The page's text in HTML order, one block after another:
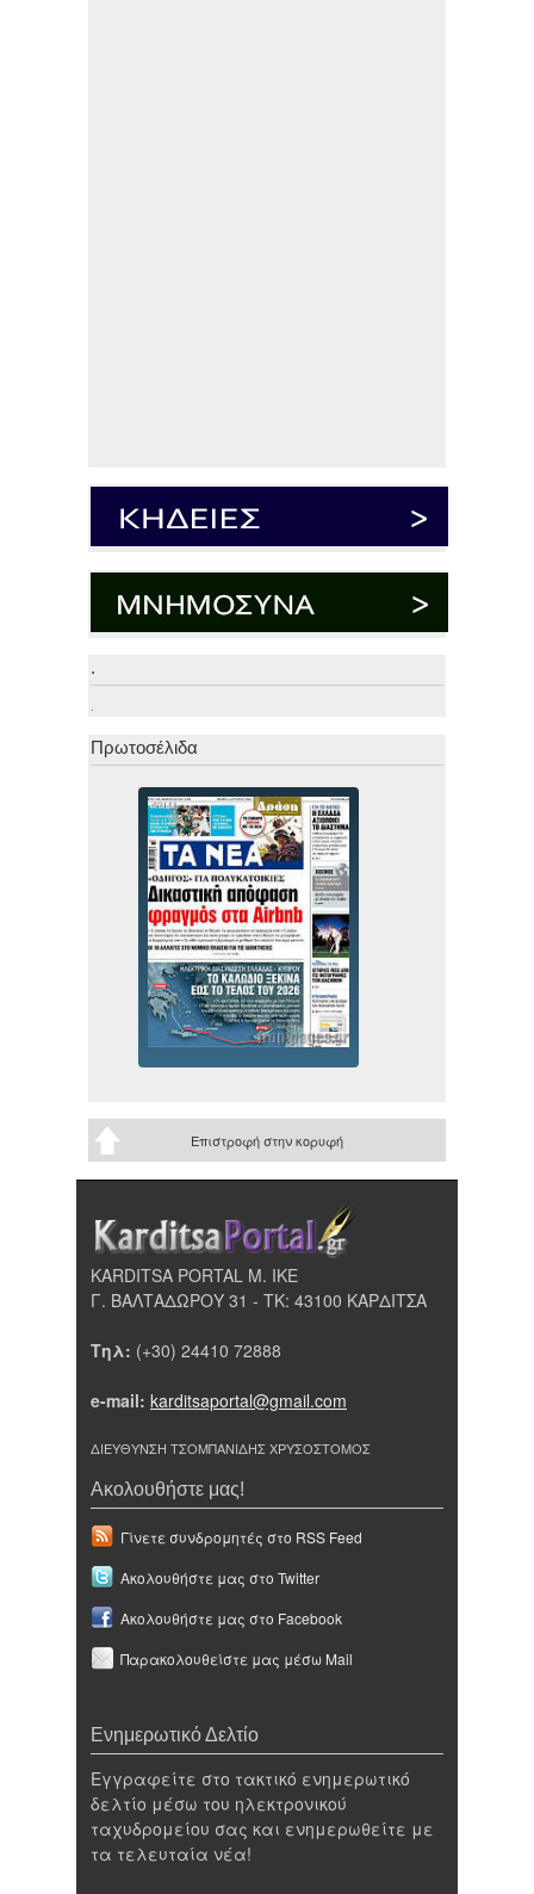
.
.
Πρωτοσέλιδα
Επιστροφή στην κορυφή
KARDITSA PORTAL Μ. ΙΚΕ
Γ. ΒΑΛΤΑΔΩΡΟΥ 31 - ΤΚ: 43100 ΚΑΡΔΙΤΣΑ
Τηλ: (+30) 24410 72888
e-mail: karditsaportal@gmail.com
ΔΙΕΥΘΥΝΣΗ ΤΣΟΜΠΑΝΙΔΗΣ ΧΡΥΣΟΣΤΟΜΟΣ
Ακολουθήστε μας!
Γίνετε συνδρομητές στο RSS Feed
Ακολουθήστε μας στο Twitter
Ακολουθήστε μας στο Facebook
Παρακολουθείστε μας μέσω Mail
Ενημερωτικό Δελτίο
Εγγραφείτε στο τακτικό ενημερωτικό
δελτίο μέσω του ηλεκτρονικού
ταχυδρομείου σας και ενημερωθείτε με
τα τελευταία νέα!